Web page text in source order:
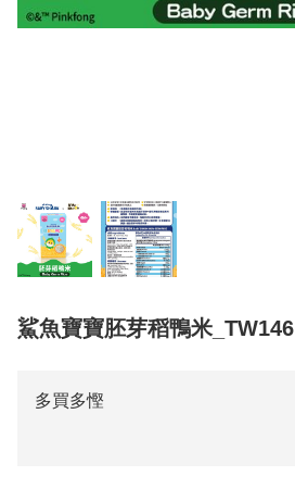
鯊魚寶寶胚芽稻鴨米_TW146
多買多慳